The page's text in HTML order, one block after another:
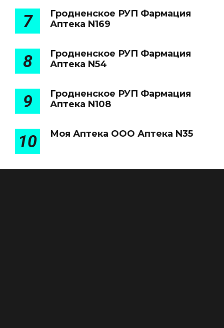
7
Гродненское РУП Фармация
Аптека N169
8
Гродненское РУП Фармация
Аптека N54
9
Гродненское РУП Фармация
Аптека N108
10 Моя Аптека ООО Аптека N35